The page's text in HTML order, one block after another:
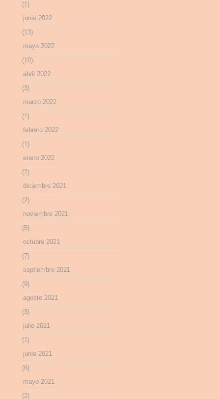
(1)
junio 2022
(13)
mayo 2022
(10)
abril 2022
(3)
marzo 2022
(1)
febrero 2022
(1)
enero 2022
(2)
diciembre 2021
(2)
noviembre 2021
(5)
octubre 2021
(7)
septiembre 2021
(9)
agosto 2021
(3)
julio 2021
(1)
junio 2021
(6)
mayo 2021
(2)